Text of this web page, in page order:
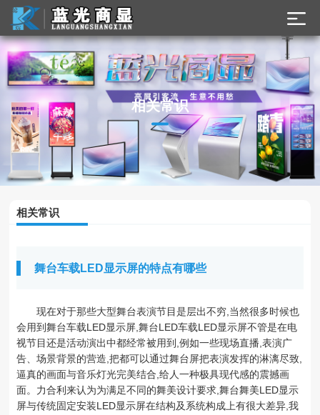
相关常识
相关常识
舞台车载LED显示屏的特点有哪些
现在对于那些大型舞台表演节目是层出不穷,当然很多时候也
会用到舞台车载LED显示屏,舞台LED车载LED显示屏不管是在电
视节目还是活动演出中都经常被用到,例如一些现场直播,表演广
告、场景背景的营造,把都可以通过舞台屏把表演发挥的淋漓尽致,
逼真的画面与音乐灯光完美结合,给人一种极具现代感的震撼画
面。力合利来认为为满足不同的舞美设计要求,舞台舞美LED显示
屏与传统固定安装LED显示屏在结构及系统构成上有很大差异,我